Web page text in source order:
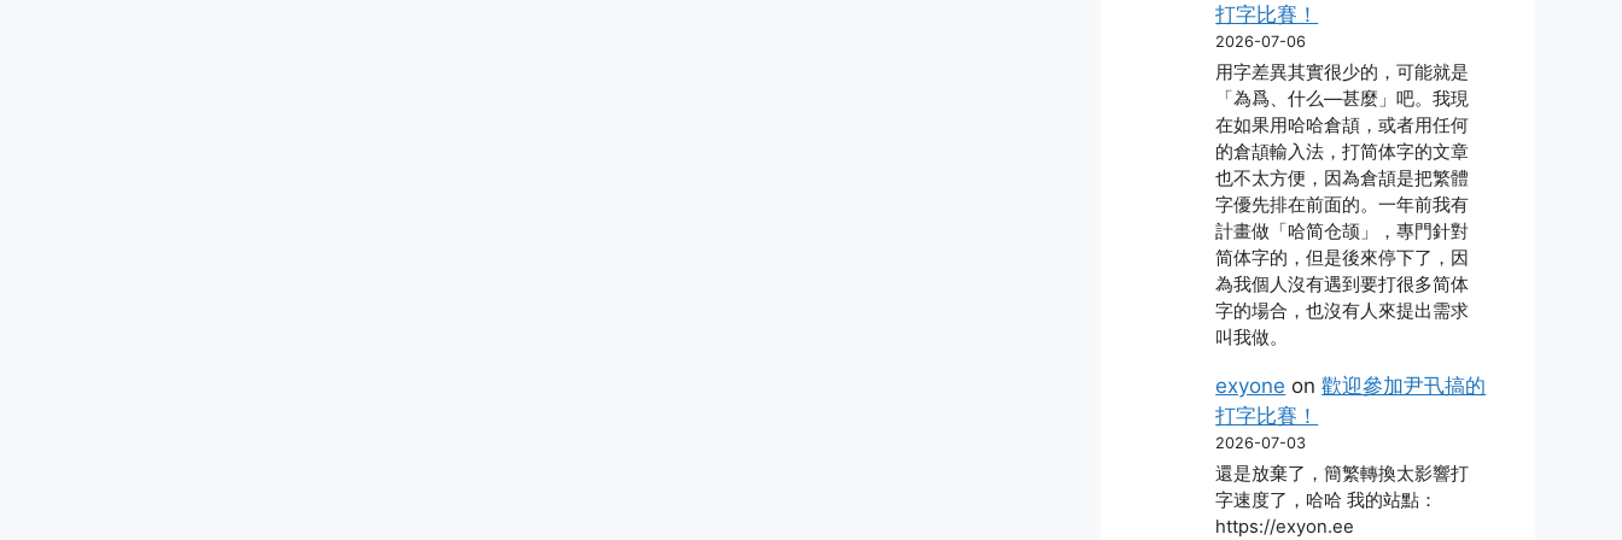
打字比賽！
2026-07-06
用字差異其實很少的，可能就是
「為爲、什么―甚麼」吧。我現
在如果用哈哈倉頡，或者用任何
的倉頡輸入法，打简体字的文章
也不太方便，因為倉頡是把繁體
字優先排在前面的。一年前我有
計畫做「哈简仓颉」，專門針對
简体字的，但是後來停下了，因
為我個人沒有遇到要打很多简体
字的場合，也沒有人來提出需求
叫我做。
exyone on歡迎參加尹卂搞的
打字比賽！
2026-07-03
還是放棄了，簡繁轉換太影響打
字速度了，哈哈 我的站點：
https://exyon.ee